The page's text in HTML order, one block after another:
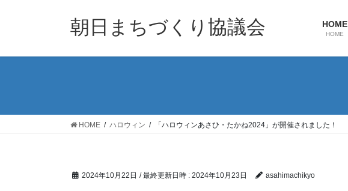
朝日まちづくり協議会 HOME
HOME
HOME ハロウィン 「ハロウィンあさひ・たかね2024」が開催されました！
2024年10月22日 / 最終更新日時 : 2024年10月23日 asahimachikyo